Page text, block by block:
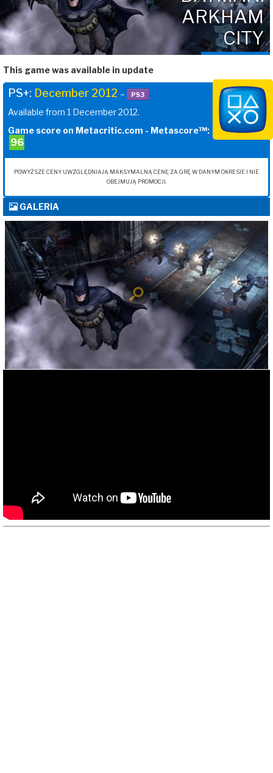
ARKHAM
CITY
This game was available in update
PS+: December 2012 – PS3
Available from 1 December 2012.
Game score on Metacritic.com - Metascore™:
96
POWYŻSZE CENY UWZGLĘDNIAJĄ MAKSYMALNĄ CENĘ ZA GRĘ W DANYM OKRESIE I NIE
OBEJMUJĄ PROMOCJI.
GALERIA